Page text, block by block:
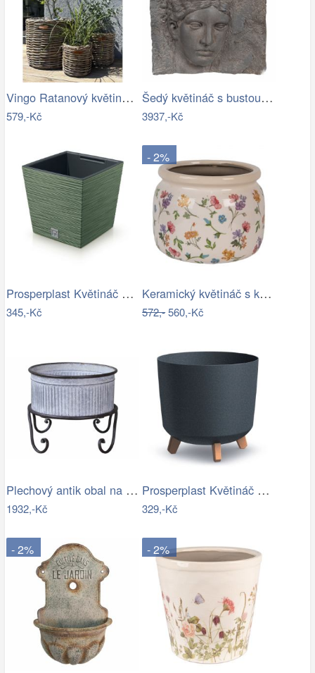
Vingo Ratanový květináč - kulatý…
579,-Kč
Šedý květináč s bustou v antickém stylu…
3937,-Kč
Prosperplast Květináč FUSU V zelený,…
345,-Kč
- 2%
Keramický květináč s květinami…
572,-560,-Kč
Plechový antik obal na květináč/ lavór…
1932,-Kč
Prosperplast Květináč GRACIE II antracit
329,-Kč
- 2% - 2%